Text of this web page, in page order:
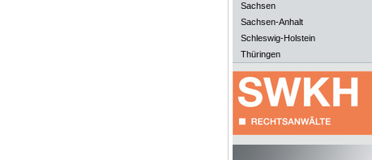
Sachsen
Sachsen-Anhalt
Schleswig-Holstein
Thüringen